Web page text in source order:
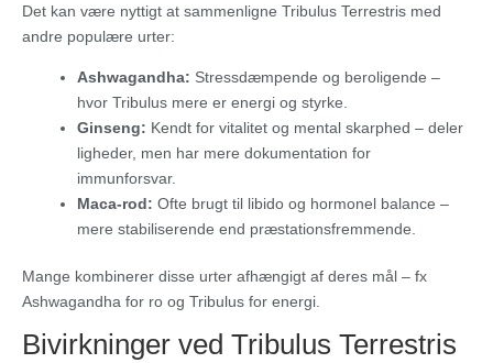
Det kan være nyttigt at sammenligne Tribulus Terrestris med
andre populære urter:
Ashwagandha: Stressdæmpende og beroligende –
hvor Tribulus mere er energi og styrke.
Ginseng: Kendt for vitalitet og mental skarphed – deler
ligheder, men har mere dokumentation for
immunforsvar.
Maca-rod: Ofte brugt til libido og hormonel balance –
mere stabiliserende end præstationsfremmende.
Mange kombinerer disse urter afhængigt af deres mål – fx
Ashwagandha for ro og Tribulus for energi.
Bivirkninger ved Tribulus Terrestris